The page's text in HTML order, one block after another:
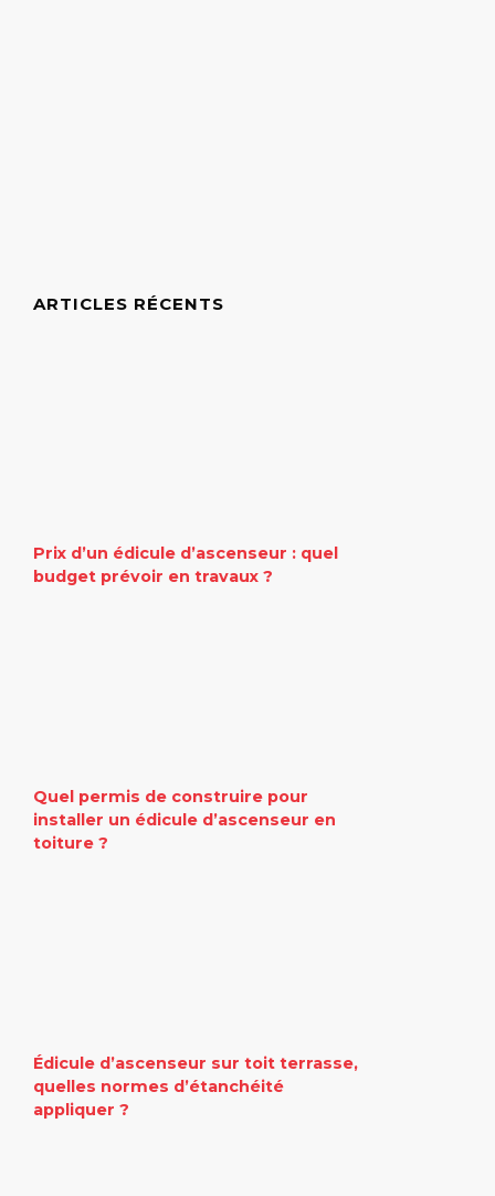
ARTICLES RÉCENTS
Prix d’un édicule d’ascenseur : quel
budget prévoir en travaux ?
Quel permis de construire pour
installer un édicule d’ascenseur en
toiture ?
Édicule d’ascenseur sur toit terrasse,
quelles normes d’étanchéité
appliquer ?